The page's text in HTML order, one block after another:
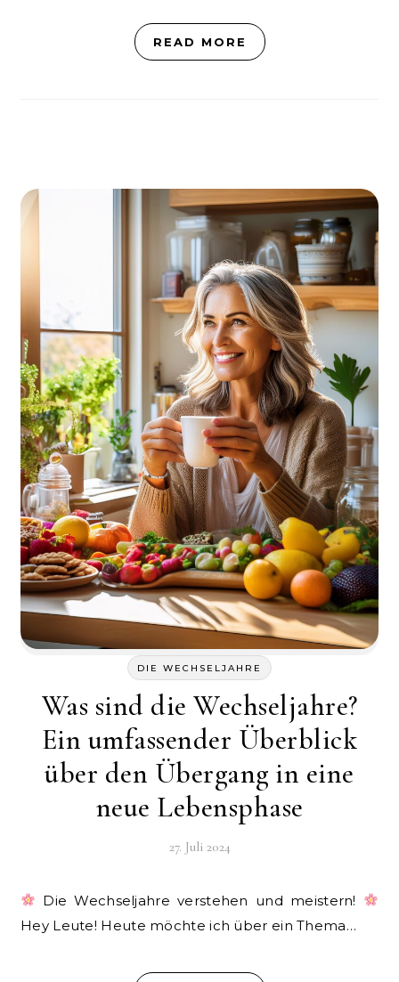
READ MORE
DIE WECHSELJAHRE
Was sind die Wechseljahre?
Ein umfassender Überblick
über den Übergang in eine
neue Lebensphase
27. Juli 2024
Die Wechseljahre verstehen und meistern!
Hey Leute! Heute möchte ich über ein Thema…